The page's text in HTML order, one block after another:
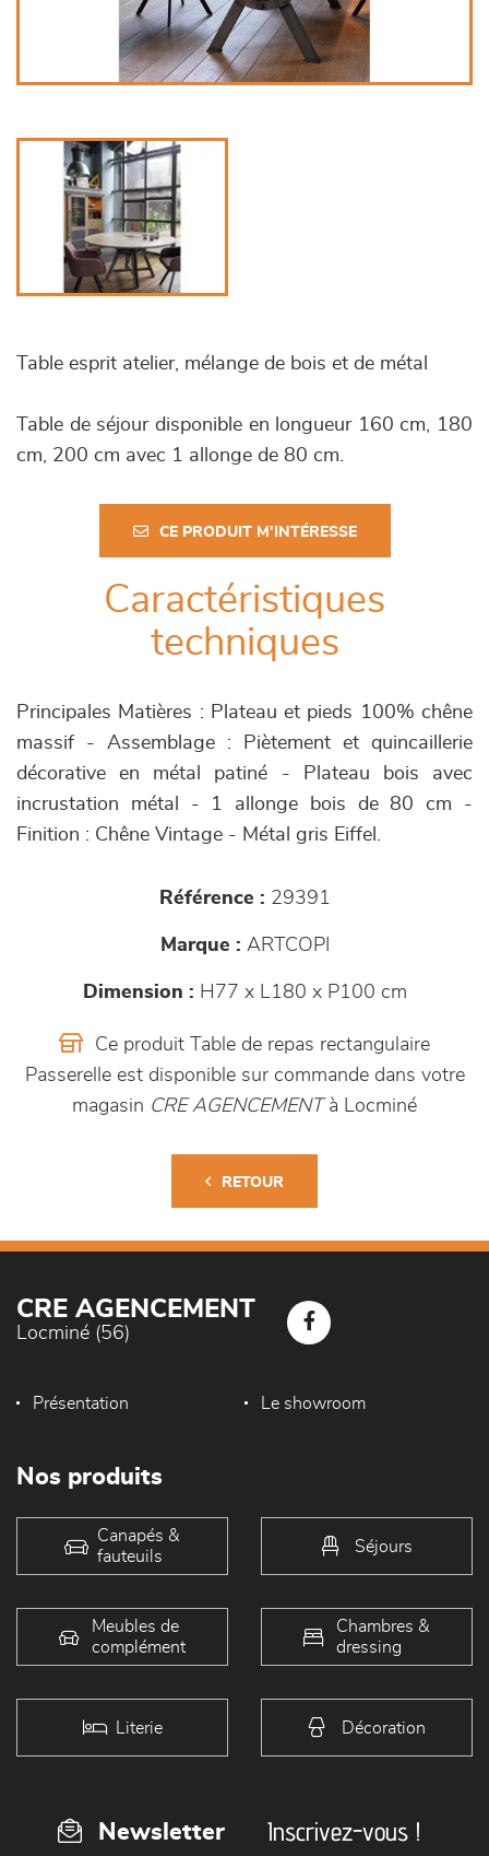
Table esprit atelier, mélange de bois et de métal
Table de séjour disponible en longueur 160 cm, 180
cm, 200 cm avec 1 allonge de 80 cm.
CE PRODUIT M'INTÉRESSE
Caractéristiques
techniques
Principales Matières : Plateau et pieds 100% chêne
massif - Assemblage : Piètement et quincaillerie
décorative en métal patiné - Plateau bois avec
incrustation métal - 1 allonge bois de 80 cm -
Finition : Chêne Vintage - Métal gris Eiffel.
Référence : 29391
Marque : ARTCOPI
Dimension : H77 x L180 x P100 cm
Ce produit Table de repas rectangulaire
Passerelle est disponible sur commande dans votre
magasin CRE AGENCEMENTà Locminé
RETOUR
CRE AGENCEMENT
Locminé (56)
Présentation Le showroom
Nos produits
Canapés &
fauteuils
Séjours
Meubles de
complément
Chambres &
dressing
Literie Décoration
Newsletter Inscrivez-vous !